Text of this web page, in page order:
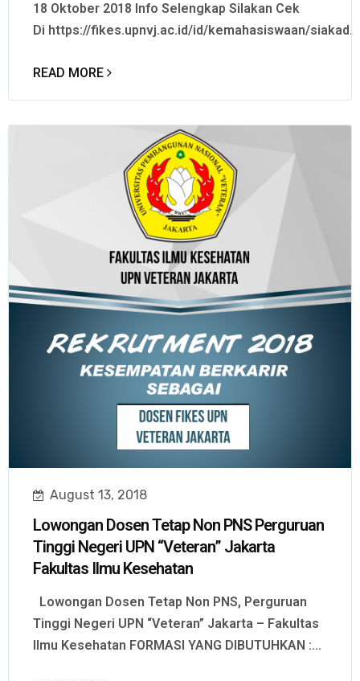
18 Oktober 2018 Info Selengkap Silakan Cek
Di https://fikes.upnvj.ac.id/id/kemahasiswaan/
READ MORE
August 13, 2018
Lowongan Dosen Tetap Non PNS Perguruan
Tinggi Negeri UPN “Veteran” Jakarta
Fakultas Ilmu Kesehatan
Lowongan Dosen Tetap Non PNS, Perguruan
Tinggi Negeri UPN “Veteran” Jakarta – Fakultas
Ilmu Kesehatan FORMASI YANG DIBUTUHKAN :...